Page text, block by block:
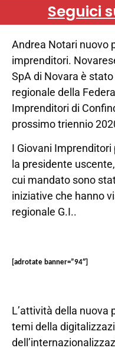
Seguici
Andrea Notari nuovo
imprenditori.
SpA di Novara è
regionale della
Imprenditori di
prossimo triennio
I Giovani
la presidente
cui mandato sono
iniziative che hanno
regionale G.I..
[adrotate banner=”94″]
L’attività della nuova
temi della